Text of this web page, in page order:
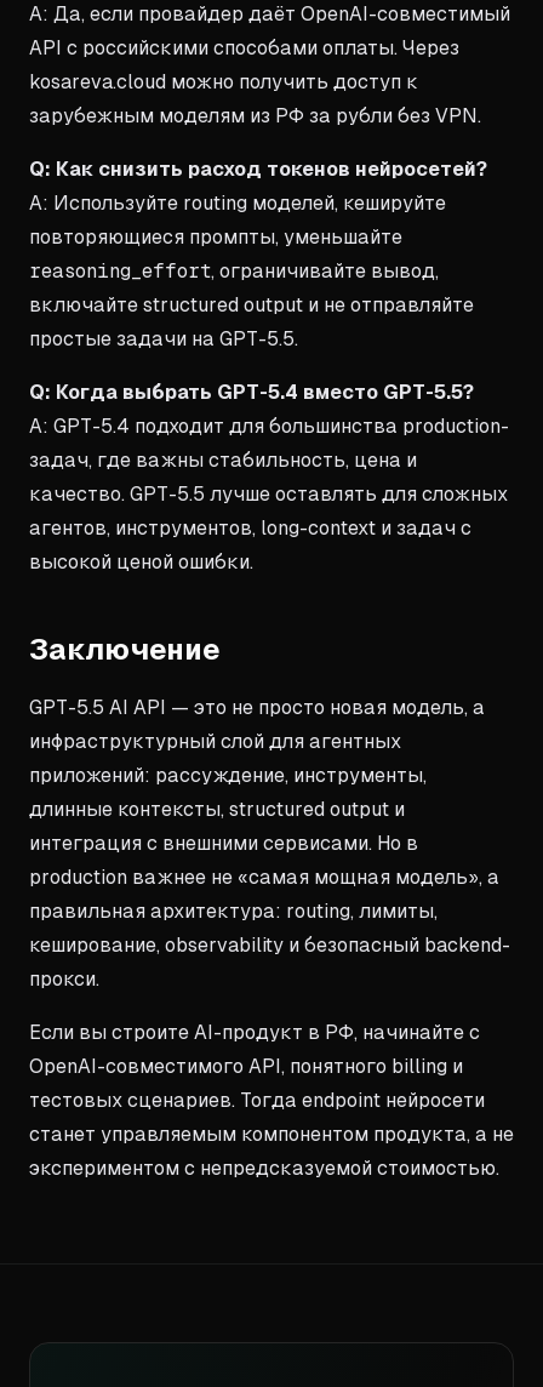
A: Да, если провайдер даёт OpenAI-совместимый
API с российскими способами оплаты. Через
kosareva.cloud можно получить доступ к
зарубежным моделям из РФ за рубли без VPN.
Q: Как снизить расход токенов нейросетей?
A: Используйте routing моделей, кешируйте
повторяющиеся промпты, уменьшайте
reasoning_effort, ограничивайте вывод,
включайте structured output и не отправляйте
простые задачи на GPT-5.5.
Q: Когда выбрать GPT-5.4 вместо GPT-5.5?
A: GPT-5.4 подходит для большинства production-
задач, где важны стабильность, цена и
качество. GPT-5.5 лучше оставлять для сложных
агентов, инструментов, long-context и задач с
высокой ценой ошибки.
Заключение
GPT-5.5 AI API — это не просто новая модель, а
инфраструктурный слой для агентных
приложений: рассуждение, инструменты,
длинные контексты, structured output и
интеграция с внешними сервисами. Но в
production важнее не «самая мощная модель», а
правильная архитектура: routing, лимиты,
кеширование, observability и безопасный backend-
прокси.
Если вы строите AI-продукт в РФ, начинайте с
OpenAI-совместимого API, понятного billing и
тестовых сценариев. Тогда endpoint нейросети
станет управляемым компонентом продукта, а не
экспериментом с непредсказуемой стоимостью.